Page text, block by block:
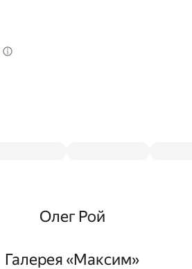
Олег Рой
Галерея «Максим»